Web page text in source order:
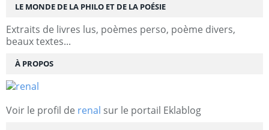
LE MONDE DE LA PHILO ET DE LA POÉSIE
Extraits de livres lus, poèmes perso, poème divers,
beaux textes...
À PROPOS
Voir le profil de renal sur le portail Eklablog